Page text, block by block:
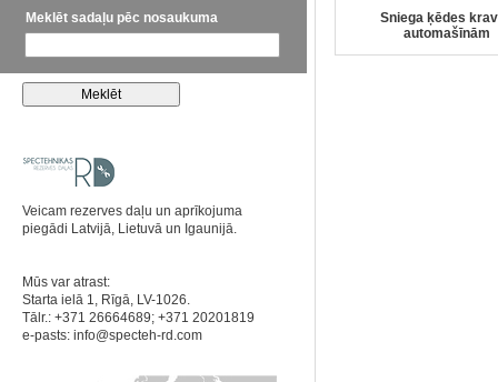
Meklēt sadaļu pēc nosaukuma
Veicam rezerves daļu un aprīkojuma
piegādi Latvijā, Lietuvā un Igaunijā.
Mūs var atrast:
Starta ielā 1, Rīgā, LV-1026.
Tālr.: +371 26664689; +371 20201819
e-pasts: info@specteh-rd.com
Sniega ķēdes
automašīnām